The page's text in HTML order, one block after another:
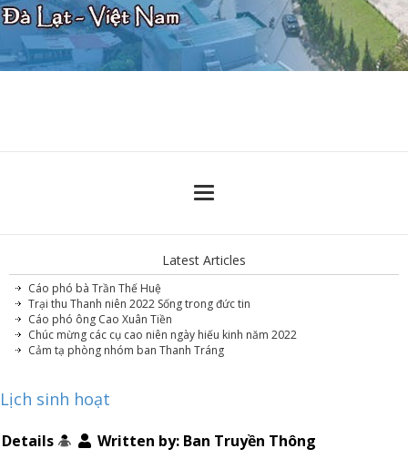
Latest Articles
Cáo phó bà Trần Thế Huệ
Trại thu Thanh niên 2022 Sống trong đức tin
Cáo phó ông Cao Xuân Tiền
Chúc mừng các cụ cao niên ngày hiếu kinh năm 2022
Cảm tạ phòng nhóm ban Thanh Tráng
Lịch sinh hoạt
Details Written by: Ban Truyền Thông